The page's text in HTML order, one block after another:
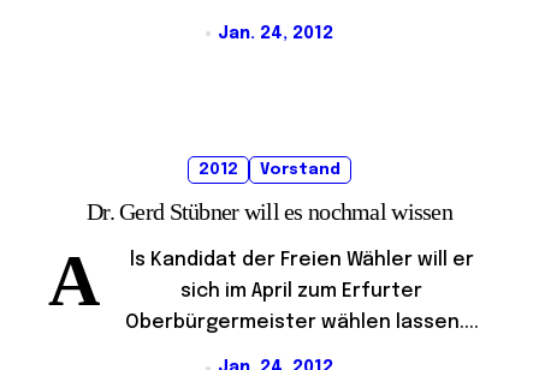
Jan. 24, 2012
2012 Vorstand
Dr. Gerd Stübner will es nochmal wissen
A
ls Kandidat der Freien Wähler will er
sich im April zum Erfurter
Oberbürgermeister wählen lassen....